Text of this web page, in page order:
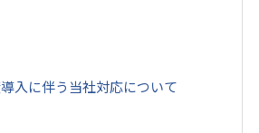
入に伴う当社対応について